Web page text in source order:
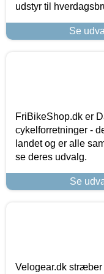
udstyr til
Se
FriBikeShop.dk er
cykelforretninger -
landet og er alle
se deres udvalg.
Se
Velogear.dk